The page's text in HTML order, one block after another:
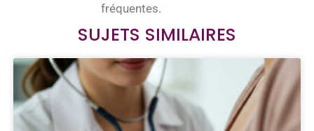
fréquentes.
SUJETS SIMILAIRES